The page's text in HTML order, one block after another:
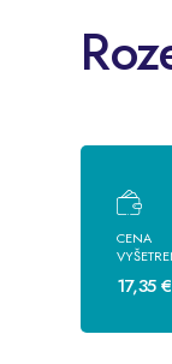
CENA
17,35 €